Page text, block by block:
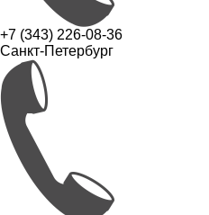
+7 (343) 226-08-36
Санкт-Петербург